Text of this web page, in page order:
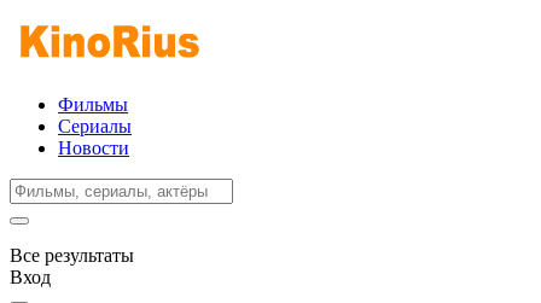
Фильмы
Сериалы
Новости
Все результаты
Вход